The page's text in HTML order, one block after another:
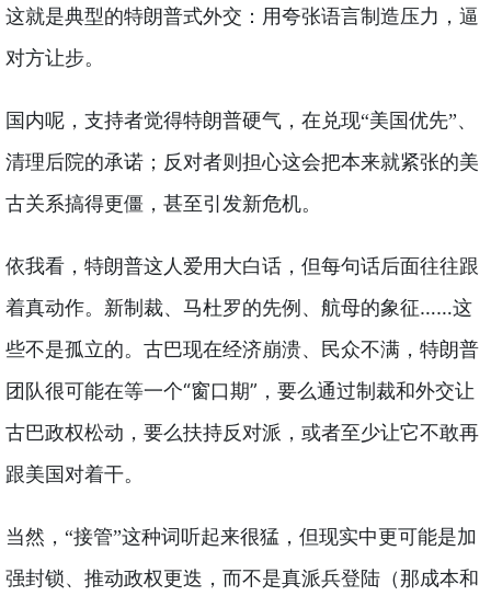
这就是典型的特朗普式外交：用夸张语言制造压力，逼
对方让步。
国内呢，支持者觉得特朗普硬气，在兑现“美国优先”、
清理后院的承诺；反对者则担心这会把本来就紧张的美
古关系搞得更僵，甚至引发新危机。
依我看，特朗普这人爱用大白话，但每句话后面往往跟
着真动作。新制裁、马杜罗的先例、航母的象征……这
些不是孤立的。古巴现在经济崩溃、民众不满，特朗普
团队很可能在等一个“窗口期”，要么通过制裁和外交让
古巴政权松动，要么扶持反对派，或者至少让它不敢再
跟美国对着干。
当然，“接管”这种词听起来很猛，但现实中更可能是加
强封锁、推动政权更迭，而不是真派兵登陆（那成本和